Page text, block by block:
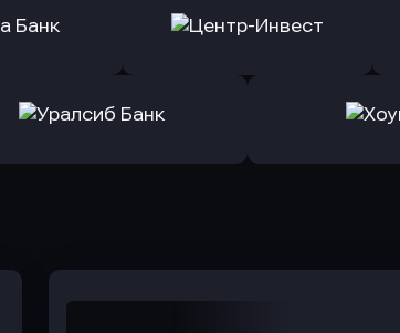
заявку
Оправить заявку
заявку